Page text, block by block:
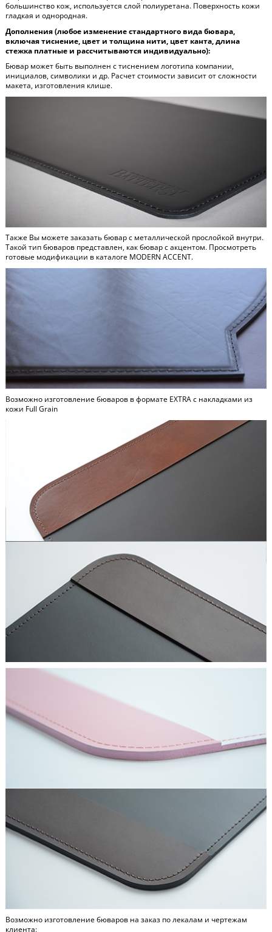
большинство кож, используется слой полиуретана. Поверхность кожи
гладкая и однородная.
Дополнения (любое изменение стандартного вида бювара,
включая тиснение, цвет и толщина нити, цвет канта, длина
стежка платные и рассчитываются индивидуально):
Бювар может быть выполнен с тиснением логотипа компании,
инициалов, символики и др. Расчет стоимости зависит от сложности
макета, изготовления клише.
Также Вы можете заказать бювар с металлической прослойкой внутри.
Такой тип бюваров представлен, как бювар с акцентом. Просмотреть
готовые модификации в каталоге MODERN ACCENT.
Возможно изготовление бюваров в формате EXTRAc накладками из
кожи Full Grain
Возможно изготовление бюваров на заказ по лекалам и чертежам
клиента: